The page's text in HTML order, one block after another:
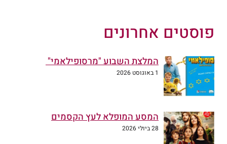
פוסטים אחרונים
המלצת השבוע "מרסופילאמי"
1 באוגוסט 2026
המסע המופלא לעץ הקסמים
28 ביולי 2026